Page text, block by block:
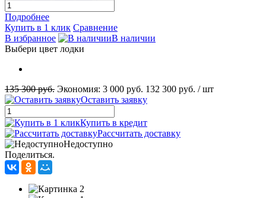
Подробнее
Купить в 1 клик Сравнение
В избранное
В наличии
Выбери цвет лодки
135 300 руб. Экономия: 3 000 руб. 132 300 руб. / шт
Оставить заявку
Купить в кредит
Рассчитать доставку
Недоступно
Поделиться.